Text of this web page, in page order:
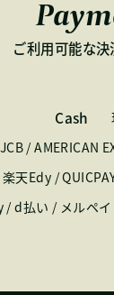
ご利用可能な
Cash
/ AMERICAN
天Edy /
/ d払い / メルペ